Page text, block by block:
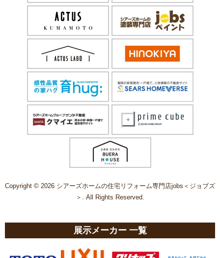
Copyright © 2026 シアーズホームの住宅リフォーム専門店jobs＜ジョブズ
＞. All Rights Reserved.
展示メーカー 一覧